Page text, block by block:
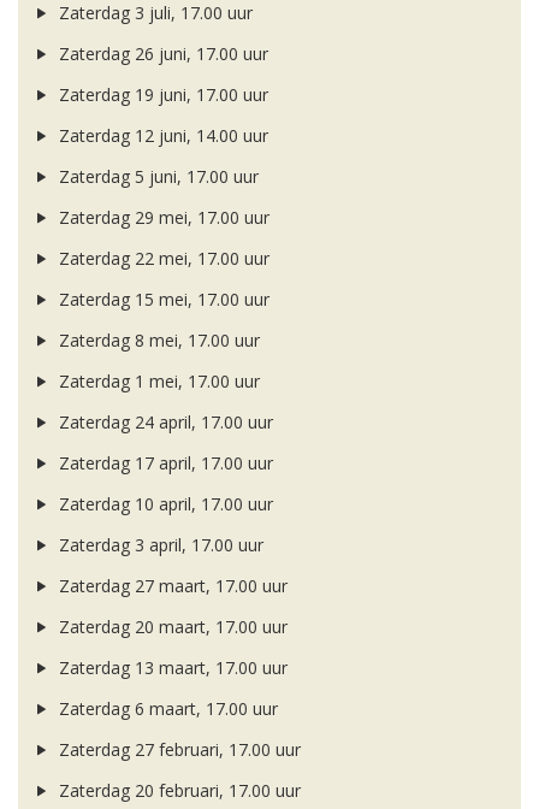
Zaterdag 3 juli, 17.00 uur
Zaterdag 26 juni, 17.00 uur
Zaterdag 19 juni, 17.00 uur
Zaterdag 12 juni, 14.00 uur
Zaterdag 5 juni, 17.00 uur
Zaterdag 29 mei, 17.00 uur
Zaterdag 22 mei, 17.00 uur
Zaterdag 15 mei, 17.00 uur
Zaterdag 8 mei, 17.00 uur
Zaterdag 1 mei, 17.00 uur
Zaterdag 24 april, 17.00 uur
Zaterdag 17 april, 17.00 uur
Zaterdag 10 april, 17.00 uur
Zaterdag 3 april, 17.00 uur
Zaterdag 27 maart, 17.00 uur
Zaterdag 20 maart, 17.00 uur
Zaterdag 13 maart, 17.00 uur
Zaterdag 6 maart, 17.00 uur
Zaterdag 27 februari, 17.00 uur
Zaterdag 20 februari, 17.00 uur